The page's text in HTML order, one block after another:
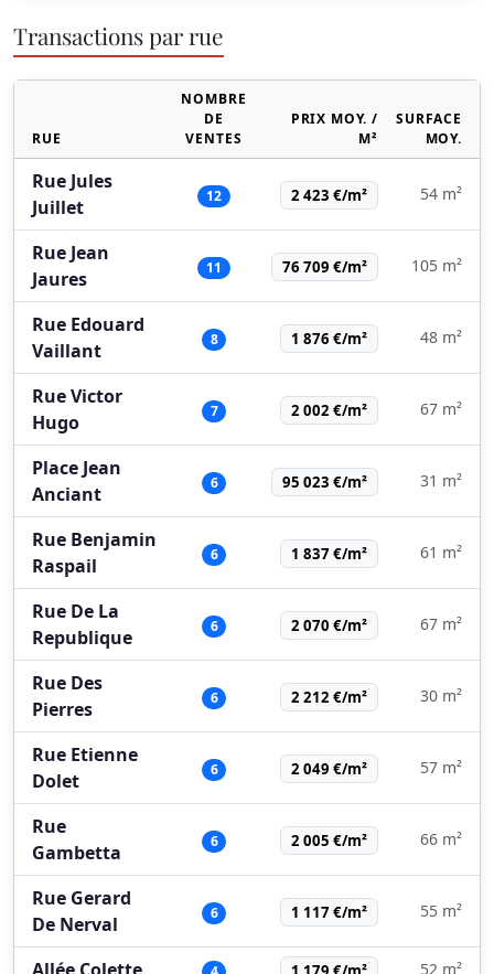
Transactions par rue
RUE
NOMBRE
DE
VENTES
PRIX MOY. /
M²
SURFACE
MOY.
Rue Jules
Juillet
12 2 423 €/m² 54 m²
Rue Jean
Jaures
11 76 709 €/m² 105 m²
Rue Edouard
Vaillant
8 1 876 €/m² 48 m²
Rue Victor
Hugo
7 2 002 €/m² 67 m²
Place Jean
Anciant
6 95 023 €/m² 31 m²
Rue Benjamin
Raspail
6 1 837 €/m² 61 m²
Rue De La
Republique
6 2 070 €/m² 67 m²
Rue Des
Pierres
6 2 212 €/m² 30 m²
Rue Etienne
Dolet
6 2 049 €/m² 57 m²
Rue
Gambetta
6 2 005 €/m² 66 m²
Rue Gerard
De Nerval
6 1 117 €/m² 55 m²
52 m²